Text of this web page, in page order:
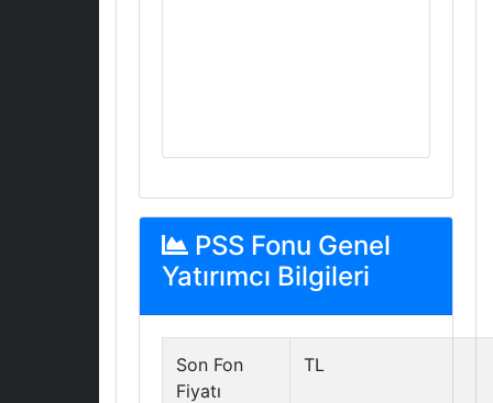
PSS Fonu Genel
Yatırımcı Bilgileri
Son Fon
Fiyatı
TL